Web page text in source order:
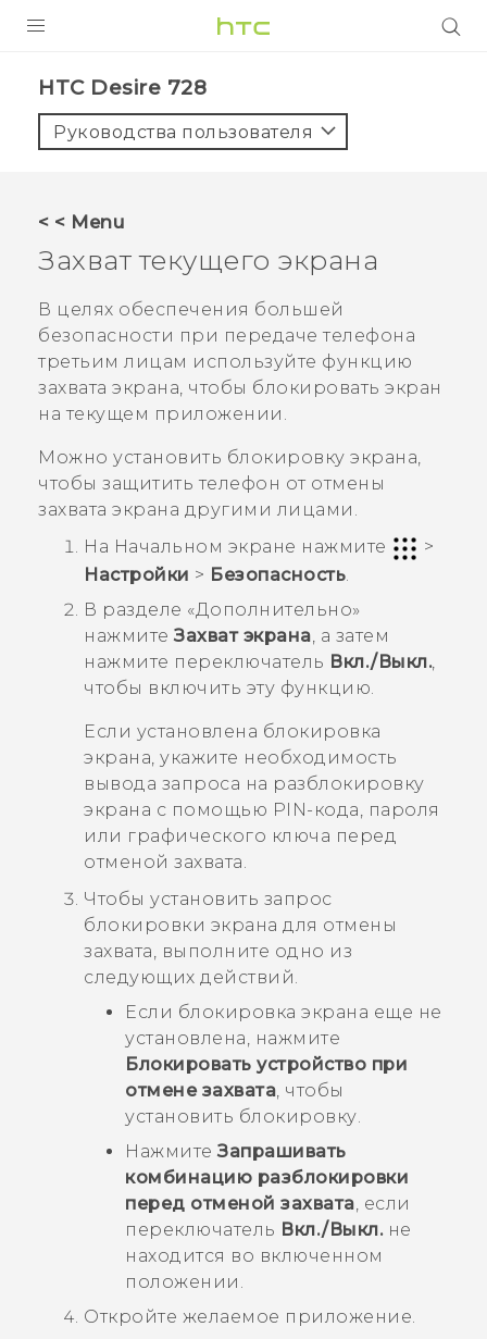
5G
ПОДДЕРЖКА
HTC Desire 728‎
Руководства пользователя
< < Menu
Захват текущего экрана
В целях обеспечения большей
безопасности при передаче телефона
третьим лицам используйте функцию
захвата экрана, чтобы блокировать экран
на текущем приложении.
Можно установить блокировку экрана,
чтобы защитить телефон от отмены
захвата экрана другими лицами.
На Начальном экране нажмите
>
Настройки > Безопасность
В разделе «Дополнительно»
нажмитеЗахват экрана , а затем
нажмите переключатель Вкл./Выкл.,
чтобы включить эту функцию.
Если установлена блокировка
экрана, укажите необходимость
вывода запроса на разблокировку
экрана с помощью PIN-кода, пароля
или графического ключа перед
отменой захвата.
Чтобы установить запрос
блокировки экрана для отмены
захвата, выполните одно из
следующих действий.
Если блокировка экрана еще не
установлена, нажмите
Блокировать устройство при
отмене захвата , чтобы
установить блокировку.
НажмитеЗапрашивать
комбинацию разблокировки
перед отменой захвата , если
переключатель Вкл./Выкл.не
находится во включенном
положении.
Откройте желаемое приложение.